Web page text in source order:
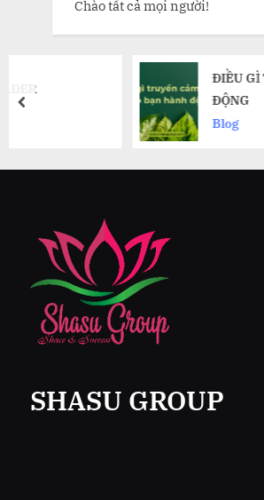
Chào tất cả mọi người!
ĐIỀU GÌ TRUYỀN
ĐỘNG
Blog
prev
SHASU GROUP